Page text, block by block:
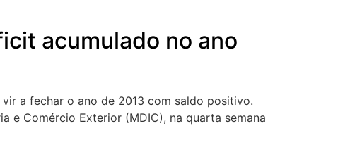
acumulado no ano
a fechar o ano de 2013 com saldo positivo.
e Comércio Exterior (MDIC), na quarta semana